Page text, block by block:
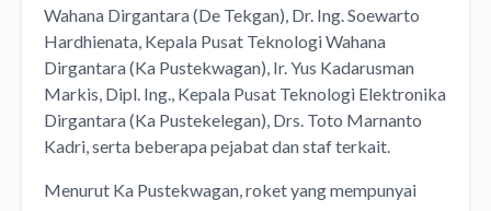
Wahana Dirgantara (De Tekgan), Dr. Ing. Soewarto
Hardhienata, Kepala Pusat Teknologi Wahana
Dirgantara (Ka Pustekwagan), Ir. Yus Kadarusman
Markis, Dipl. Ing., Kepala Pusat Teknologi Elektronika
Dirgantara (Ka Pustekelegan), Drs. Toto Marnanto
Kadri, serta beberapa pejabat dan staf terkait.
Menurut Ka Pustekwagan, roket yang mempunyai